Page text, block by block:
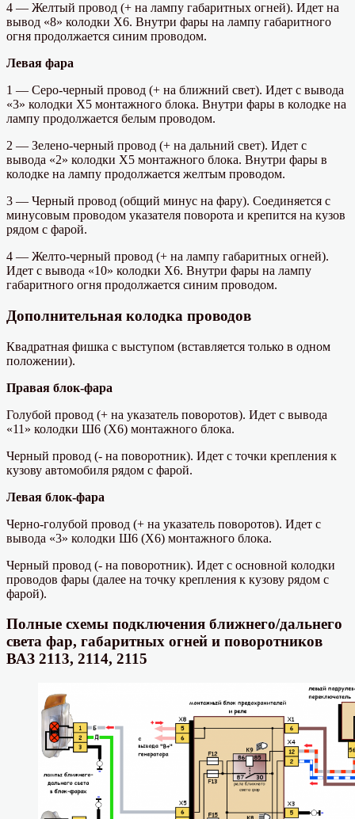
4 — Желтый провод (+ на лампу габаритных огней). Идет на
вывод «8» колодки Х6. Внутри фары на лампу габаритного
огня продолжается синим проводом.
Левая фара
1 — Серо-черный провод (+ на ближний свет). Идет с вывода
«3» колодки Х5 монтажного блока. Внутри фары в колодке на
лампу продолжается белым проводом.
2 — Зелено-черный провод (+ на дальний свет). Идет с
вывода «2» колодки Х5 монтажного блока. Внутри фары в
колодке на лампу продолжается желтым проводом.
3 — Черный провод (общий минус на фару). Соединяется с
минусовым проводом указателя поворота и крепится на кузов
рядом с фарой.
4 — Желто-черный провод (+ на лампу габаритных огней).
Идет с вывода «10» колодки Х6. Внутри фары на лампу
габаритного огня продолжается синим проводом.
Дополнительная колодка проводов
Квадратная фишка с выступом (вставляется только в одном
положении).
Правая блок-фара
Голубой провод (+ на указатель поворотов). Идет с вывода
«11» колодки Ш6 (Х6) монтажного блока.
Черный провод (- на поворотник). Идет с точки крепления к
кузову автомобиля рядом с фарой.
Левая блок-фара
Черно-голубой провод (+ на указатель поворотов). Идет с
вывода «3» колодки Ш6 (Х6) монтажного блока.
Черный провод (- на поворотник). Идет с основной колодки
проводов фары (далее на точку крепления к кузову рядом с
фарой).
Полные схемы подключения ближнего/дальнего
света фар, габаритных огней и поворотников
ВАЗ 2113, 2114, 2115